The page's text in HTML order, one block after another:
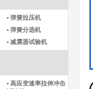
• 弹簧拉压机
• 弹簧分选机
• 减震器试验机
• 高应变速率拉伸冲击